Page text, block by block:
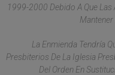
1999-2000 Debido A Que
Mantener
La Enmienda Tendría
Presbiterios De La Iglesia
Del Orden En